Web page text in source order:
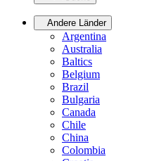
Andere Länder
Argentina
Australia
Baltics
Belgium
Brazil
Bulgaria
Canada
Chile
China
Colombia